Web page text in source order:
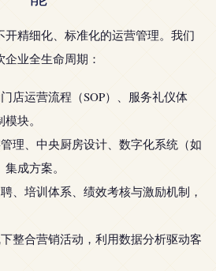
精细化、标准化的运营管理。我们
业全生命周期：
店运营流程（SOP）、服务礼仪体
块。
理、中央厨房设计、数字化系统（如
成方案。
、培训体系、绩效考核与激励机制，
整合营销活动，利用数据分析驱动客